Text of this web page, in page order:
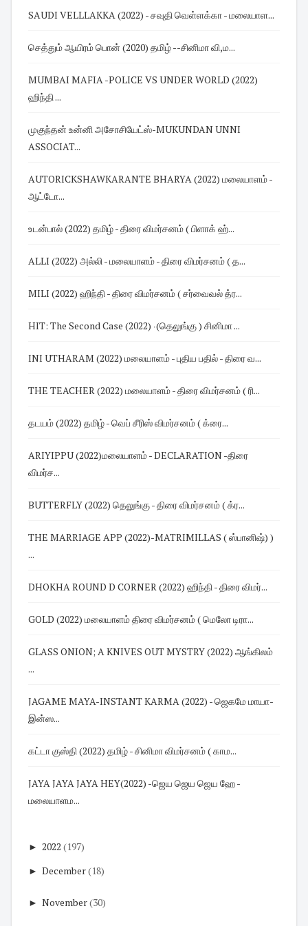
SAUDI VELLLAKKA (2022) - சவுதி வெள்ளக்கா - மலையாள...
செத்தும் ஆயிரம் பொன் (2020) தமிழ் --சினிமா வி,ம...
MUMBAI MAFIA -POLICE VS UNDER WORLD (2022)
ஹிந்தி ...
முகுந்தன் உன்னி அசோசியேட்ஸ்-MUKUNDAN UNNI
ASSOCIAT...
AUTORICKSHAWKARANTE BHARYA (2022) மலையாளம் -
ஆட்டோ...
உடன்பால் (2022) தமிழ் - திரை விமர்சனம் ( பிளாக் ஹ்...
ALLI (2022) அல்லி - மலையாளம் - திரை விமர்சனம் ( த...
MILI (2022) ஹிந்தி - திரை விமர்சனம் ( சர்வைவல் த்ர...
HIT: The Second Case (2022) ‧(தெலுங்கு ) சினிமா ...
INI UTHARAM (2022) மலையாளம் - புதிய பதில் - திரை வ...
THE TEACHER (2022) மலையாளம் - திரை விமர்சனம் ( ரி...
தடயம் (2022) தமிழ் - வெப் சீரிஸ் விமர்சனம் ( க்ரை...
ARIYIPPU (2022)மலையாளம் - DECLARATION -திரை
விமர்ச...
BUTTERFLY (2022) தெலுங்கு - திரை விமர்சனம் ( க்ர...
THE MARRIAGE APP (2022)-MATRIMILLAS ( ஸ்பானிஷ்) )
...
DHOKHA ROUND D CORNER (2022) ஹிந்தி - திரை விமர்...
GOLD (2022) மலையாளம் திரை விமர்சனம் ( மெலோ டிரா...
GLASS ONION; A KNIVES OUT MYSTRY (2022) ஆங்கிலம்
...
JAGAME MAYA-INSTANT KARMA (2022) - ஜெகமே மாயா-
இன்ஸ...
கட்டா குஸ்தி (2022) தமிழ் - சினிமா விமர்சனம் ( காம...
JAYA JAYA JAYA HEY(2022) -ஜெய ஜெய ஜெய ஹே -
மலையாளம...
► 2022 (197)
► December(18)
► November(30)